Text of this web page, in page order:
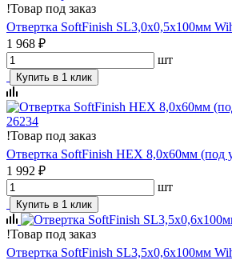
!Товар под заказ
Отвертка SoftFinish SL3,0х0,5х100мм
1 968 ₽
шт
Купить в 1 клик
!Товар под заказ
Отвертка SoftFinish HEX 8,0х60мм (под
1 992 ₽
шт
Купить в 1 клик
!Товар под заказ
Отвертка SoftFinish SL3,5х0,6х100мм